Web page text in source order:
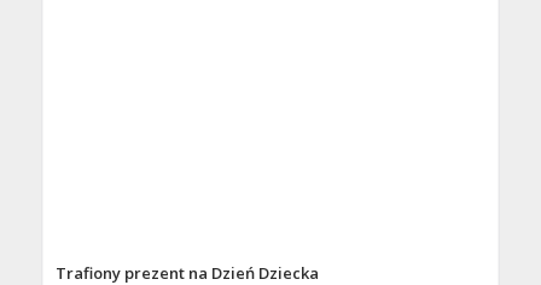
Trafiony prezent na Dzień Dziecka